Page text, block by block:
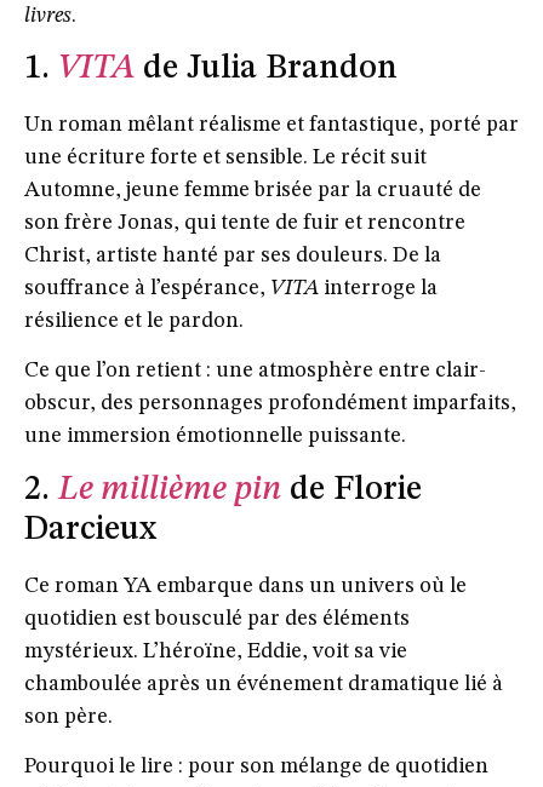
livres.
1. VITA de Julia Brandon
Un roman mêlant réalisme et fantastique, porté par
une écriture forte et sensible. Le récit suit
Automne, jeune femme brisée par la cruauté de
son frère Jonas, qui tente de fuir et rencontre
Christ, artiste hanté par ses douleurs. De la
souffrance à l’espérance, VITA interroge la
résilience et le pardon.
Ce que l’on retient : une atmosphère entre clair-
obscur, des personnages profondément imparfaits,
une immersion émotionnelle puissante.
2.Le millième pin de Florie
Darcieux
Ce roman YA embarque dans un univers où le
quotidien est bousculé par des éléments
mystérieux. L’héroïne, Eddie, voit sa vie
chamboulée après un événement dramatique lié à
son père.
Pourquoi le lire : pour son mélange de quotidien